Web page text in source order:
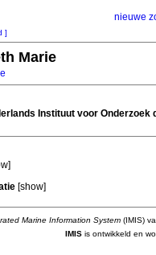
nieuwe
]
Marie
Instituut voor Onderzoek
]
[show]
Marine Information System (IMIS)
IMIS is ontwikkeld en